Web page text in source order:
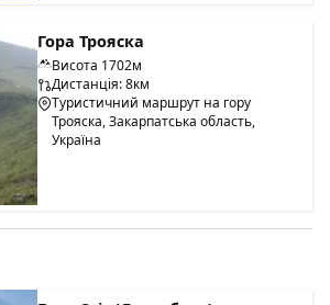
Гора Трояска
Висота 1702м
Дистанція: 8км
Туристичний маршрут на гору
Трояска, Закарпатська область,
Україна